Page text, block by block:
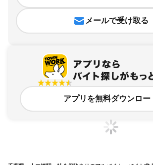
メールで受け取る
アプリを無料ダウンロー